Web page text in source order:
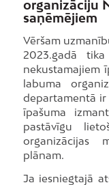
organizāciju
saņēmējiem
Vēršam
2023.gadā
nekustamajiem
labuma
departamentā ir
īpašuma
pastāvīgu
organizācijas
plānam.
Ja iesniegtajā